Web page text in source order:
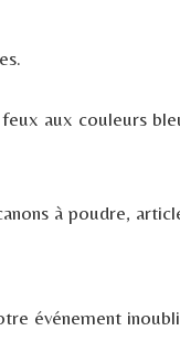
aux couleurs
à poudre,
événement